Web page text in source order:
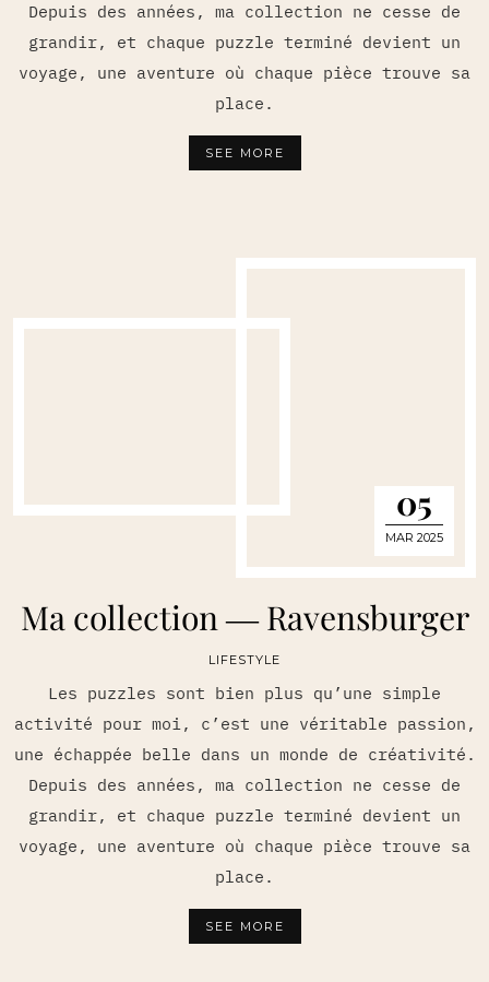
Depuis des années, ma collection ne cesse de
grandir, et chaque puzzle terminé devient un
voyage, une aventure où chaque pièce trouve sa
place.
SEE MORE
05
MAR 2025
Ma collection ― Ravensburger
LIFESTYLE
Les puzzles sont bien plus qu’une simple
activité pour moi, c’est une véritable passion,
une échappée belle dans un monde de créativité.
Depuis des années, ma collection ne cesse de
grandir, et chaque puzzle terminé devient un
voyage, une aventure où chaque pièce trouve sa
place.
SEE MORE